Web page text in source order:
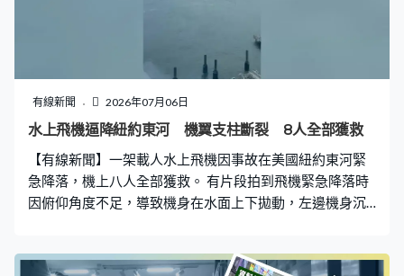
有線新聞 2026年07月06日
水上飛機逼降紐約東河 機翼支柱斷裂 8人全部獲救
【有線新聞】一架載人水上飛機因事故在美國紐約東河緊
急降落，機上八人全部獲救。 有片段拍到飛機緊急降落時
因俯仰角度不足，導致機身在水面上下拋動，左邊機身沉
場起飛前往曼哈頓，飛行大約半小時發出求救訊號，並在